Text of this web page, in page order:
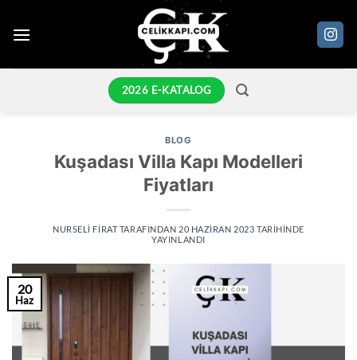
atla
2026 E-KATALOG
BLOG
Kuşadası Villa Kapı Modelleri
Fiyatları
NURSELI FIRATTARAFINDAN 20 HAZIRAN 2023 TARIHINDE
YAYINLANDI
20
Haz